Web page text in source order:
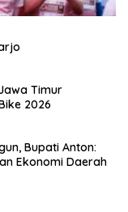
Timur
2026
Bupati Anton:
Ekonomi Daerah